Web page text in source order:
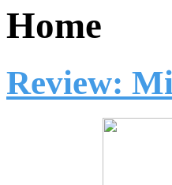
Home
Review: